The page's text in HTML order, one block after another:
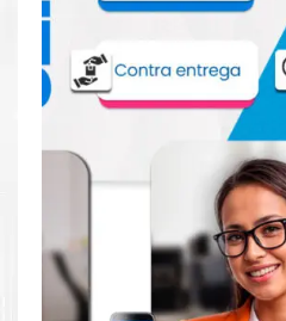
Dónde comprar
Xerox C7000 en Lima
Tienda autorizada por Xerox.
abastecerte de
Fusor Xerox
. Ofrecemos una
originales que garantizan un
para tus necesidades de impresión.